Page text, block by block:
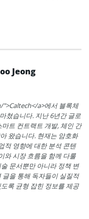
Jeong
a>에서 블록체
쳤습니다. 지난 6년간 글로
트 컨트랙트 개발, 체인 간
왔습니다. 현재는 암호화
적 영향에 대한 분석 콘텐
와 시장 흐름을 함께 다룰
문서뿐만 아니라 정책 변
을 통해 독자들이 실질적
록 균형 잡힌 정보를 제공